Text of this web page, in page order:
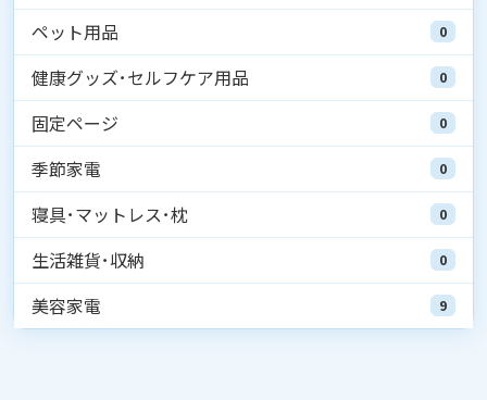
ペット用品 0
健康グッズ･セルフケア用品 0
固定ページ 0
季節家電 0
寝具･マットレス･枕 0
生活雑貨･収納 0
美容家電 9